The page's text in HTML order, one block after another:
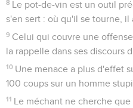
8 Le pot-de-vin est un outil
s'en sert : où qu'il se tourne, il
9 Celui qui couvre une
la rappelle dans ses discours
10 Une menace a plus d'effet
100 coups sur un homme
11 Le méchant ne cherche